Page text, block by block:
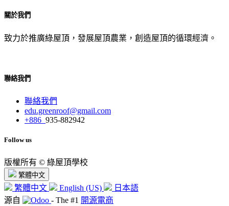
關於我們
致力於推廣綠屋頂，發展屋頂農業，創造屋頂的循環經濟。
聯絡我們
聯絡我們
edu.greenroof@gmail.com
+886 935-882942
Follow us
版權所有 © 綠屋頂學校
繁體中文
繁體中文 English (US)
日本語
源自
- The #1 開源電商